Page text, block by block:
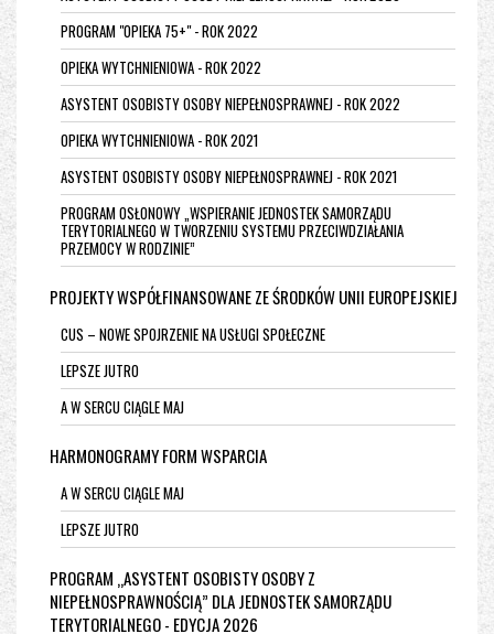
PROGRAM "OPIEKA 75+" - ROK 2022
OPIEKA WYTCHNIENIOWA - ROK 2022
ASYSTENT OSOBISTY OSOBY NIEPEŁNOSPRAWNEJ - ROK 2022
OPIEKA WYTCHNIENIOWA - ROK 2021
ASYSTENT OSOBISTY OSOBY NIEPEŁNOSPRAWNEJ - ROK 2021
PROGRAM OSŁONOWY „WSPIERANIE JEDNOSTEK SAMORZĄDU
TERYTORIALNEGO W TWORZENIU SYSTEMU PRZECIWDZIAŁANIA
PRZEMOCY W RODZINIE”
PROJEKTY WSPÓŁFINANSOWANE ZE ŚRODKÓW UNII EUROPEJSKIEJ
CUS – NOWE SPOJRZENIE NA USŁUGI SPOŁECZNE
LEPSZE JUTRO
A W SERCU CIĄGLE MAJ
HARMONOGRAMY FORM WSPARCIA
A W SERCU CIĄGLE MAJ
LEPSZE JUTRO
PROGRAM „ASYSTENT OSOBISTY OSOBY Z
NIEPEŁNOSPRAWNOŚCIĄ” DLA JEDNOSTEK SAMORZĄDU
TERYTORIALNEGO - EDYCJA 2026